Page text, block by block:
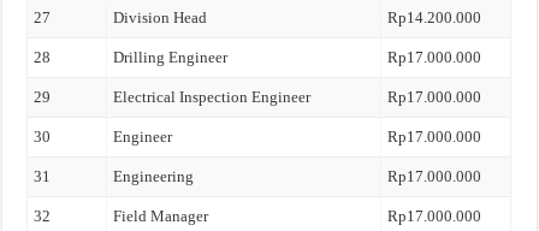
27 Division Head Rp14.200.000
28 Drilling Engineer Rp17.000.000
29 Electrical Inspection Engineer Rp17.000.000
30 Engineer Rp17.000.000
31 Engineering Rp17.000.000
32 Field Manager Rp17.000.000